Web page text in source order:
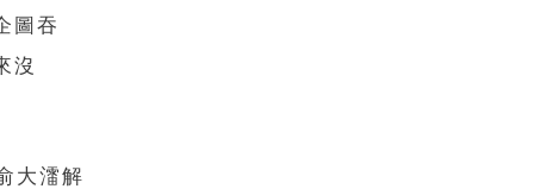
圖吞
沒
大㵢解